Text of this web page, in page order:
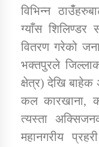
विभिन्न
ग्याँस शिलिण्डर
वितरण गरेको
भक्तपुरले
क्षेत्र) देखि बाहेक
कल कारखाना,
त्यस्ता
महानगरीय